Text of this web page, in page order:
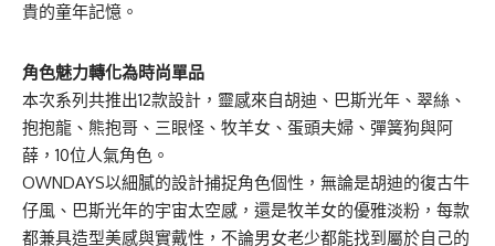
貴的童年記憶。
角色魅力轉化為時尚單品
本次系列共推出12款設計，靈感來自胡迪、巴斯光年、翠絲、
抱抱龍、熊抱哥、三眼怪、牧羊女、蛋頭夫婦、彈簧狗與阿
薛，10位人氣角色。
OWNDAYS以細膩的設計捕捉角色個性，無論是胡迪的復古牛
仔風、巴斯光年的宇宙太空感，還是牧羊女的優雅淡粉，每款
都兼具造型美感與實戴性，不論男女老少都能找到屬於自己的